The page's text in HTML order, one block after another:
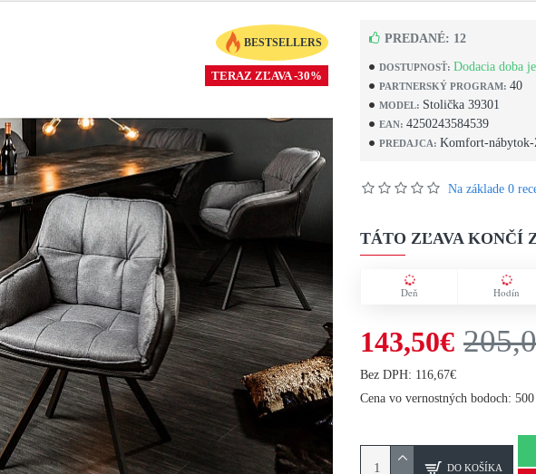
BESTSELLERS
TERAZ ZĽAVA -30%
DOSTUPNOSŤ: Dodacia doba
PARTNERSKÝ PROGRAM: 40
MODEL: Stolička 39301
EAN: 4250243584539
PREDAJCA: Komfort-
PREDANÉ: 12
Na základe 0
TÁTO ZĽAVA KONČÍ
Deň Hodín
143,50€
Bez DPH: 116,67€
Cena vo vernostných bodoch: 500
DO KOŠÍKA